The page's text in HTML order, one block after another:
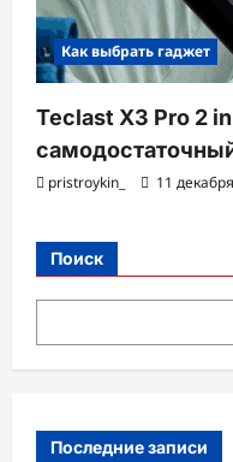
Как выбрать гаджет
Teclast X3 Pro 2
pristroykin_ 11
Поиск
Последние записи